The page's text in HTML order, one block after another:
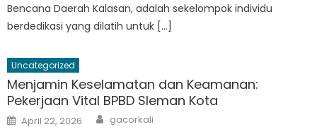
Bencana Daerah Kalasan, adalah sekelompok individu
berdedikasi yang dilatih untuk […]
Uncategorized
Menjamin Keselamatan dan Keamanan:
Pekerjaan Vital BPBD Sleman Kota
Posted
on
April 22, 2026 Author
gacorkali